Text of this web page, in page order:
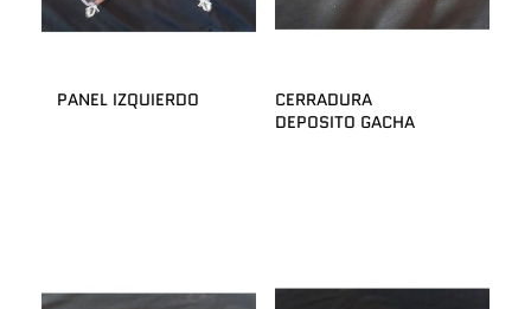
PANEL IZQUIERDO
CERRADURA
DEPOSITO GACHA